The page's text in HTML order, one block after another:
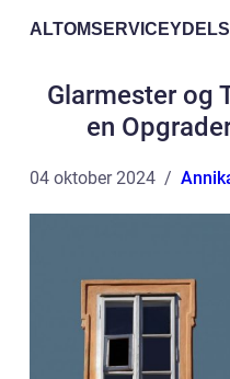
Glarmester og
en
04 oktober 2024